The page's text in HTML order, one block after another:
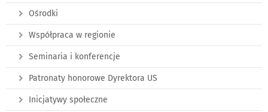
Ośrodki
Współpraca w regionie
Seminaria i konferencje
Patronaty honorowe Dyrektora US
Inicjatywy społeczne